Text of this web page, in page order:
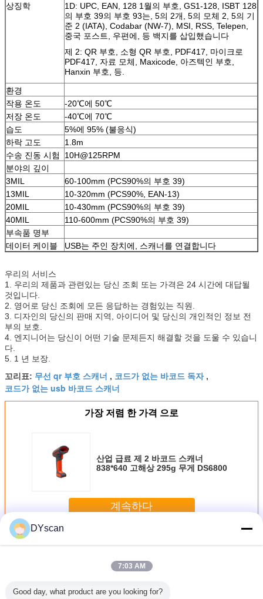
상징학
1D: UPC, EAN, 128 1월의 부호, GS1-128, ISBT 128
의 부호 39의 부호 93는, 5의 2개, 5의 모체 2, 5의 기
준 2 (IATA), Codabar (NW-7), MSI, RSS, Telepen,
중국 포스트, 우편에, 등 백지를 삽입했습니다
제 2: QR 부호, 소형 QR 부호, PDF417, 마이크로
PDF417, 자료 모체, Maxicode, 아즈텍인 부호,
Hanxin 부호, 등.
환경
작용 온도
-20℃에 50℃
저장 온도
-40℃에 70℃
습도
5%에 95% (불응식)
하락 고도
1.8m
수송 진동 시험
10H@125RPM
분야의 깊이
3MIL
60-100mm (PCS90%의 부호 39)
13MIL
10-320mm (PCS90%, EAN-13)
20MIL
10-430mm (PCS90%의 부호 39)
40MIL
110-600mm (PCS90%의 부호 39)
부속품 명부
데이터 케이블
USB는 주인 장치에, 스캐너를 연결합니다
우리의 서비스
1. 우리의 제품과 관련있는 당신 조회 또는 가격은 24 시간에 대답될
것입니다.
2. 영어로 당신 조회에 모든 응답하는 경험있는 직원.
3. 디자인의 당신의 판매 지역, 아이디어 및 당신의 개인적인 정보 전
부의 보호.
4. 엔지니어는 당신이 어떤 기술 문제든지 해결할 것을 도울 수 있습니
다.
5. 1 년 보장.
꼬리표: 무선 qr 부호 스캐너 , 코드가 없는 바코드 독자,
코드가 없는 usb 바코드 스캐너
가장 저렴 한 가격 으로
산업 급료 제 2 바코드 스캐너
838*640 고해상 295g 무게 DS6800
계속하다
더 많은 것
DYscan
7:03 AM
Good day, what product are you looking for?